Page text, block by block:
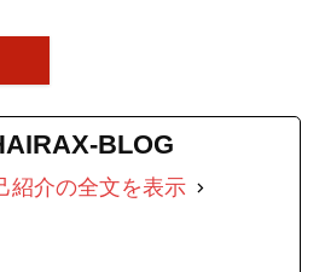
BLOG
紹介の全文を表示